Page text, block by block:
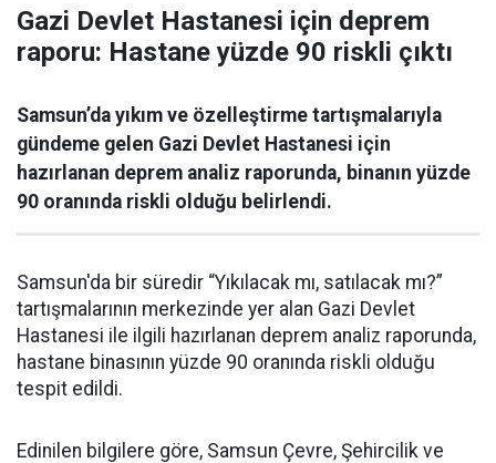
Gazi Devlet Hastanesi için deprem
raporu: Hastane yüzde 90 riskli çıktı
Samsun’da yıkım ve özelleştirme tartışmalarıyla
gündeme gelen Gazi Devlet Hastanesi için
hazırlanan deprem analiz raporunda, binanın yüzde
90 oranında riskli olduğu belirlendi.
Samsun'da bir süredir “Yıkılacak mı, satılacak mı?”
tartışmalarının merkezinde yer alan Gazi Devlet
Hastanesi ile ilgili hazırlanan deprem analiz raporunda,
hastane binasının yüzde 90 oranında riskli olduğu
tespit edildi.
Edinilen bilgilere göre, Samsun Çevre, Şehircilik ve